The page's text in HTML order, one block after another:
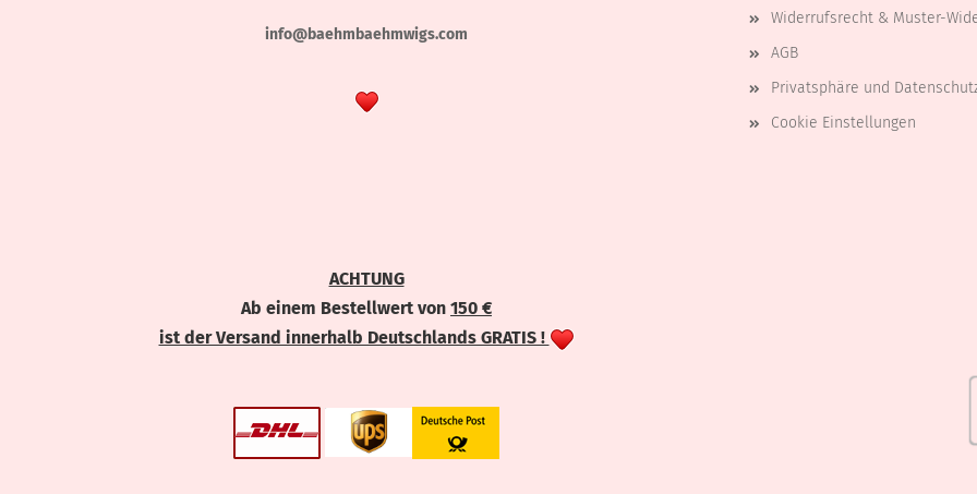
info@baehmbaehmwigs.com
Widerrufsrecht & Muster-
AGB
Privatsphäre und
Cookie Einstellungen
ACHTUNG
Ab einem Bestellwert von 150 €
ist der Versand innerhalb Deutschlands GRATIS !